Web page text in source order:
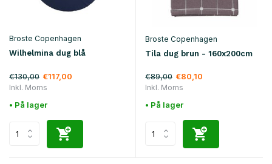
Broste Copenhagen
Wilhelmina dug blå
€130,00 €117,00
Inkl. Moms
• På lager
Broste Copenhagen
Tila dug brun - 160x200cm
€89,00 €80,10
Inkl. Moms
• På lager